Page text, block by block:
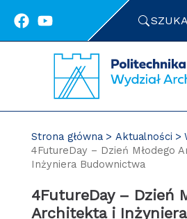
Strona główna Aktualności
4FutureDay – Dzień Młodego
Inżyniera Budownictwa
4FutureDay – Dzień Młodego
Architekta i Inżyniera